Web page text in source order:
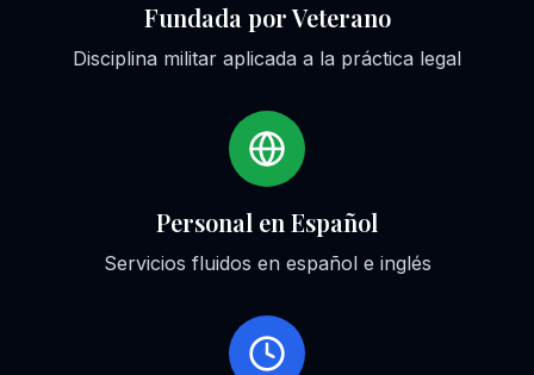
Fundada por Veterano
Disciplina militar aplicada a la práctica legal
Personal en Español
Servicios fluidos en español e inglés